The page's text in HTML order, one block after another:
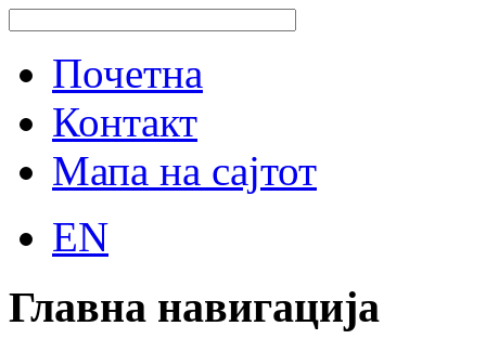
Почетна
Контакт
Мапа на сајтот
EN
Главна навигација